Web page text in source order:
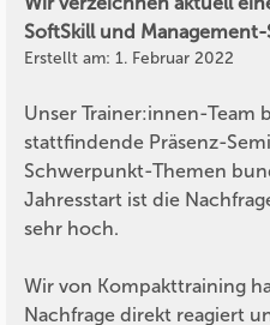
SoftSkill und
Erstellt am: 1. Februar 2022
Unser Trainer:innen-Team
stattfindende Präsenz-
Schwerpunkt-Themen
Jahresstart ist die
sehr hoch.
Wir von Kompakttraining
Nachfrage direkt reagiert